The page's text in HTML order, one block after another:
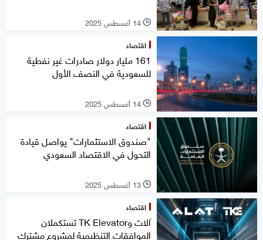
l 14 أغسطس 2025
اقتصاد
161 مليار دولار صادرات غير نفطية
للسعودية في النصف الأول
l 14 أغسطس 2025
اقتصاد
"صندوق الاستثمارات" يواصل قيادة
التحول في الاقتصاد السعودي
l 13 أغسطس 2025
اقتصاد
آلات وTK Elevator تستكملان
الموافقات التنظيمية لمشروع مشترك